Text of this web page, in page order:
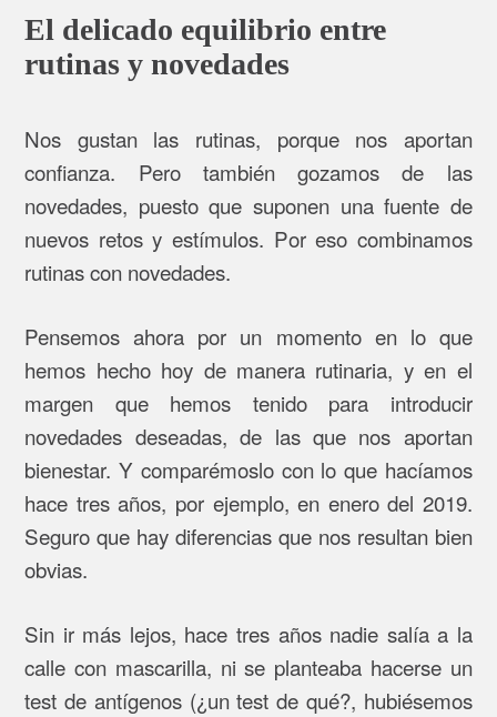
El delicado equilibrio entre
rutinas y novedades
Nos gustan las rutinas, porque nos aportan
confianza. Pero también gozamos de las
novedades, puesto que suponen una fuente de
nuevos retos y estímulos. Por eso combinamos
rutinas con novedades.
Pensemos ahora por un momento en lo que
hemos hecho hoy de manera rutinaria, y en el
margen que hemos tenido para introducir
novedades deseadas, de las que nos aportan
bienestar. Y comparémoslo con lo que hacíamos
hace tres años, por ejemplo, en enero del 2019.
Seguro que hay diferencias que nos resultan bien
obvias.
Sin ir más lejos, hace tres años nadie salía a la
calle con mascarilla, ni se planteaba hacerse un
test de antígenos (¿un test de qué?, hubiésemos